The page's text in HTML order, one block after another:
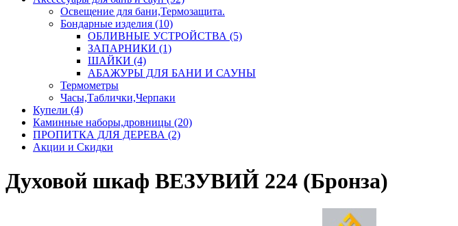
Освещение для бани,Термозащита.
Бондарные изделия (10)
ОБЛИВНЫЕ УСТРОЙСТВА (5)
ЗАПАРНИКИ (1)
ШАЙКИ (4)
АБАЖУРЫ ДЛЯ БАНИ И САУНЫ
Термометры
Часы,Таблички,Черпаки
Купели (4)
Каминные наборы,дровницы (20)
ПРОПИТКА ДЛЯ ДЕРЕВА (2)
Акции и Скидки
Духовой шкаф ВЕЗУВИЙ 224 (Бронза)